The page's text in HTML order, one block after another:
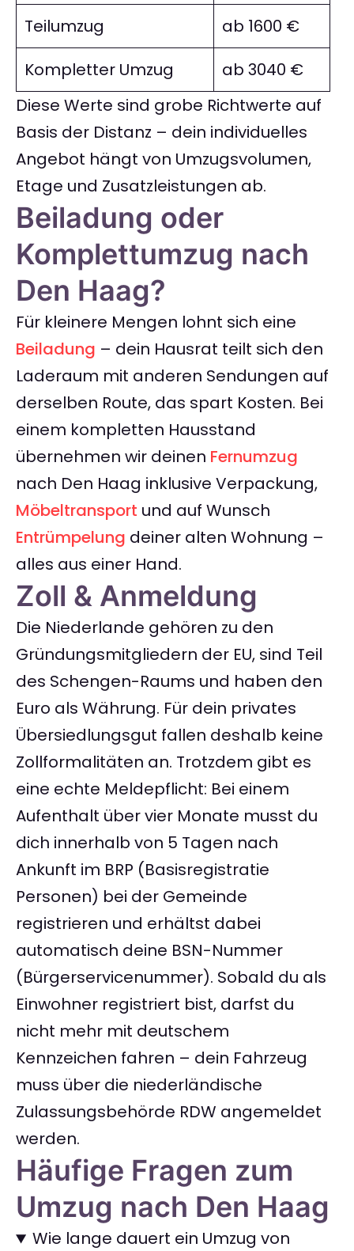
Teilumzug
ab 1600 €
Kompletter Umzug
ab 3040 €
Diese Werte sind grobe Richtwerte auf
Basis der Distanz – dein individuelles
Angebot hängt von Umzugsvolumen,
Etage und Zusatzleistungen ab.
Beiladung oder
Komplettumzug nach
Den Haag?
Für kleinere Mengen lohnt sich eine
Beiladung – dein Hausrat teilt sich den
Laderaum mit anderen Sendungen auf
derselben Route, das spart Kosten. Bei
einem kompletten Hausstand
übernehmen wir deinen Fernumzug
nach Den Haag inklusive Verpackung,
Möbeltransport und auf Wunsch
Entrümpelung deiner alten Wohnung –
alles aus einer Hand.
Zoll & Anmeldung
Die Niederlande gehören zu den
Gründungsmitgliedern der EU, sind Teil
des Schengen-Raums und haben den
Euro als Währung. Für dein privates
Übersiedlungsgut fallen deshalb keine
Zollformalitäten an. Trotzdem gibt es
eine echte Meldepflicht: Bei einem
Aufenthalt über vier Monate musst du
dich innerhalb von 5 Tagen nach
Ankunft im BRP (Basisregistratie
Personen) bei der Gemeinde
registrieren und erhältst dabei
automatisch deine BSN-Nummer
(Bürgerservicenummer). Sobald du als
Einwohner registriert bist, darfst du
nicht mehr mit deutschem
Kennzeichen fahren – dein Fahrzeug
muss über die niederländische
Zulassungsbehörde RDW angemeldet
werden.
Häufige Fragen zum
Umzug nach Den Haag
Wie lange dauert ein Umzug von